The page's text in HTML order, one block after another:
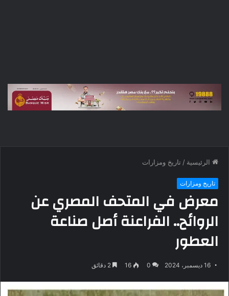
الرئيسية / تاريخ ومزارات
تاريخ ومزارات
معرض في المتحف المصري عن
الروائح.. الفراعنة أصل صناعة
العطور
16 ديسمبر، 2024 0
16